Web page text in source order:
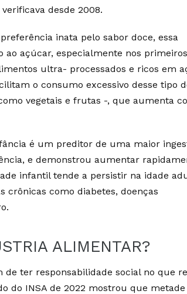
desde 2008.
inata pelo sabor doce, essa
ao açúcar, especialmente nos
ultra- processados e ricos em
o consumo excessivo desse tipo
vegetais e frutas -, que aumenta
é um preditor de uma maior
e demonstrou aumentar
infantil tende a persistir na idade
crônicas como diabetes, doenças
ALIMENTAR?
ter responsabilidade social no que
do INSA de 2022 mostrou que metade